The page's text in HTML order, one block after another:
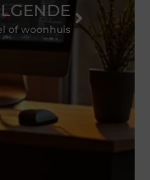
of woonhuis